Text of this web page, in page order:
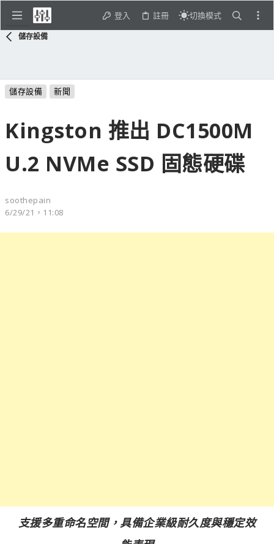
登入 註冊 切換模式
儲存設備
儲存設備 新聞
Kingston 推出 DC1500M
U.2 NVMe SSD 固態硬碟
soothepain
6/29/21，11:08
支援多重命名空間，具備企業級耐久度與穩定效